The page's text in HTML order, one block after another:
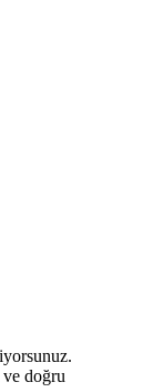
ve doğru